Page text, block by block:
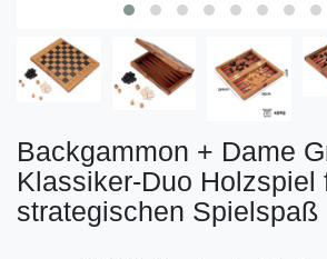
Backgammon + Dame
Klassiker-Duo Holzspiel
strategischen Spielspaß​